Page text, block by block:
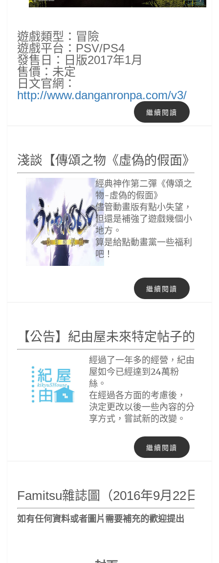
遊戲類型：冒險
遊戲平台：PSV/PS4
發售日：日版2017年1月
售價：未定
日文官網：
http://www.danganronpa.com/v3/
繼續閱讀
淺談【傳頌之物《虛偽的假面》】
經典神作第二彈《傳頌之
物-虛偽的假面》
儘管動畫版有點小失望，
但還是補強了遊戲幾個小
地方。
算是給點動畫黨一些福利
吧！
繼續閱讀
【公告】紀由屋未來特定帖子的分
經過了一年多的經營，紀由
屋如今已經達到24萬粉
絲。
在經過各方面的考慮後，
決定更改以後一些內容的分
享方式，嘗試新的改變。
繼續閱讀
Famitsu雜誌圖（2016年9月22日號
如有任何資料或者圖片需要補充的歡迎提出